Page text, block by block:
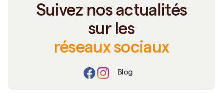
Suivez nos actualités
sur les
réseaux sociaux
Blog